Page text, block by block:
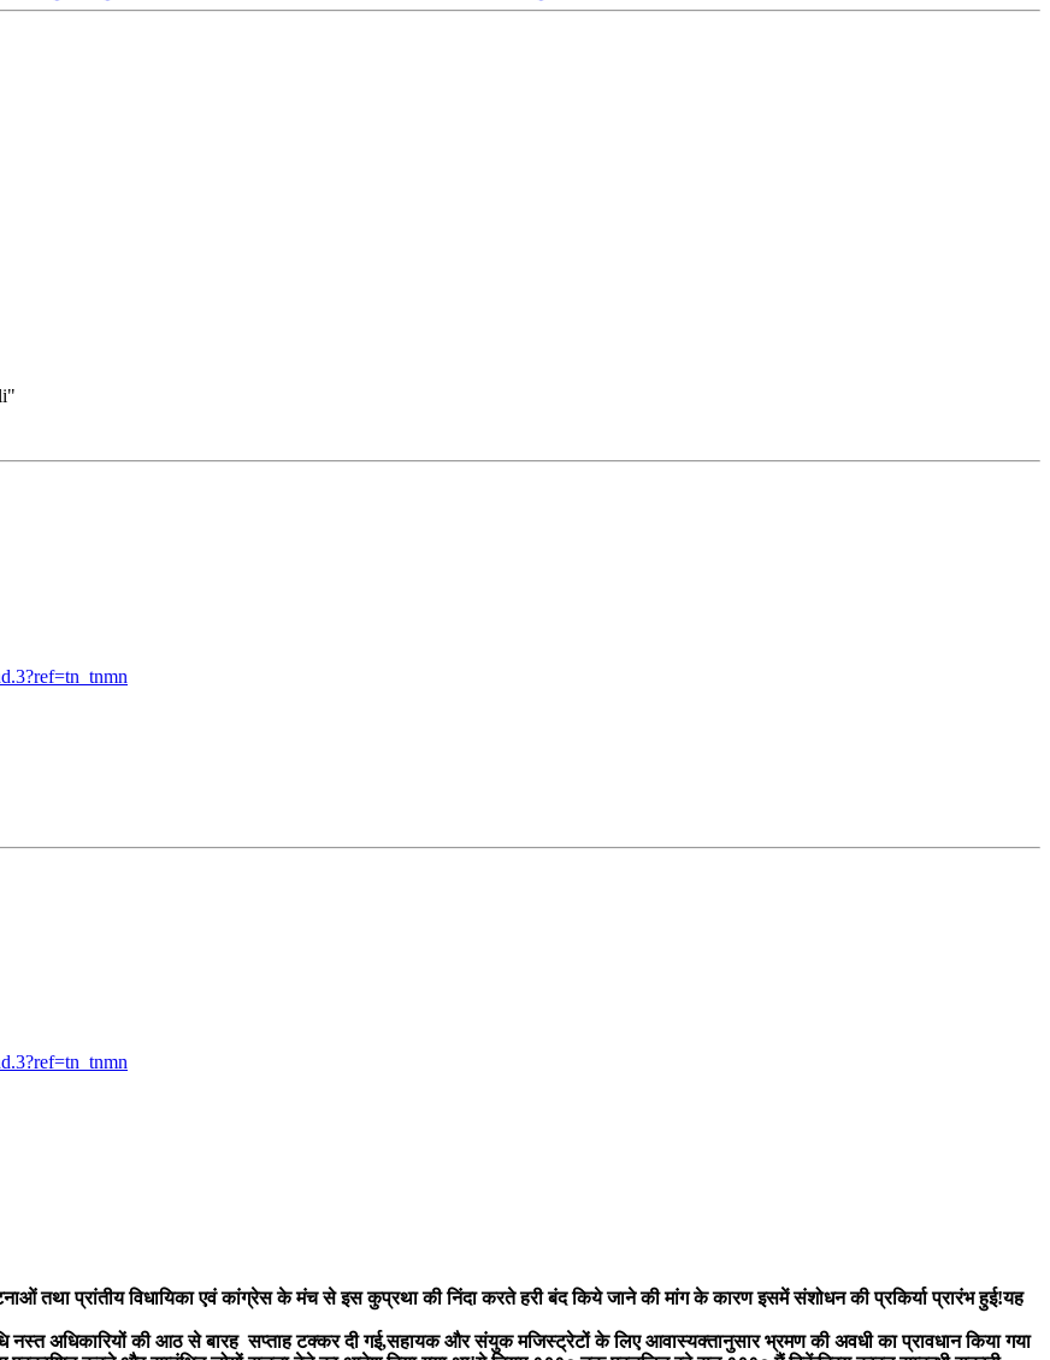
तथा प्रांतीय विधायिका एवं कांग्रेस के मंच से इस कुप्रथा की निंदा करते हरी बंद किये जाने की मांग के कारण इसमें संशोधन की प्रकिर्या प्रारंभ हुई!यह
नस्त अधिकारियों की आठ से बारह सप्ताह टक्कर दी गई,सहायक और संयुक मजिस्ट्रेटों के लिए आवास्यक्तानुसार भ्रमण की अवधी का प्रावधान किया गया